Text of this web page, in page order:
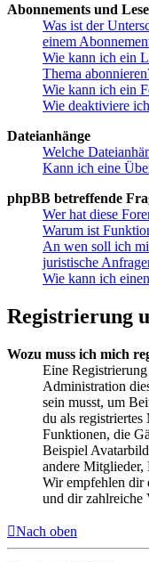
Abonnements und
Was ist der
einem
Wie kann ich ein
Thema
Wie kann ich ein
Wie deaktiviere
Dateianhänge
Welche
Kann ich eine
phpBB betreffende
Wer hat diese
Warum ist
An wen soll ich
juristische
Wie kann ich
Registrierung
Wozu muss ich mich
Eine
Administration
sein musst, um
du als
Funktionen, die
Beispiel
andere Mitglieder,
Wir empfehlen dir
und dir zahlreiche
Nach oben